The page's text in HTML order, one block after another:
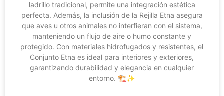
ladrillo tradicional, permite una integración estética
perfecta. Además, la inclusión de la Rejilla Etna asegura
que aves u otros animales no interfieran con el sistema,
manteniendo un flujo de aire o humo constante y
protegido. Con materiales hidrofugados y resistentes, el
Conjunto Etna es ideal para interiores y exteriores,
garantizando durabilidad y elegancia en cualquier
entorno. 🏗️✨